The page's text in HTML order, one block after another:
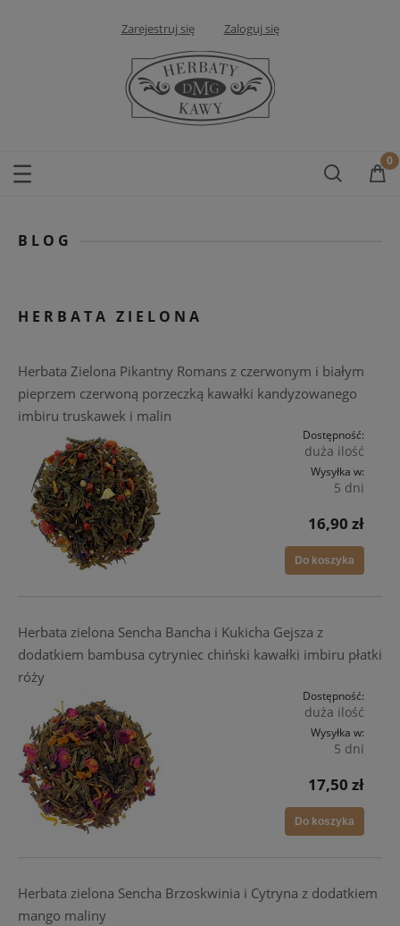
Zarejestruj się Zaloguj się
BLOG
HERBATA ZIELONA
Herbata Zielona Pikantny Romans z czerwonym i białym
pieprzem czerwoną porzeczką kawałki kandyzowanego
imbiru truskawek i malin
Dostępność:
duża ilość
Wysyłka w:
5 dni
16,90 zł
Do koszyka
Herbata zielona Sencha Bancha i Kukicha Gejsza z
dodatkiem bambusa cytryniec chiński kawałki imbiru płatki
róży
Dostępność:
duża ilość
Wysyłka w:
5 dni
17,50 zł
Do koszyka
Herbata zielona Sencha Brzoskwinia i Cytryna z dodatkiem
mango maliny